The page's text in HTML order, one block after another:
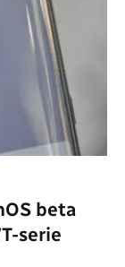
beta
serie